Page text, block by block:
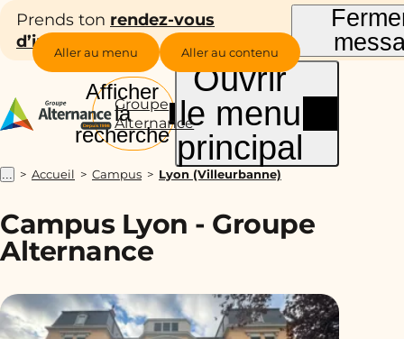
Aller au menu Aller au contenu
Prends ton rendez-vous
d’inscription !
Groupe
Alternance
Afficher
la
recherche
Ouvrir
le menu
principal
... Accueil Campus Lyon (Villeurbanne)
Campus Lyon - Groupe
Alternance